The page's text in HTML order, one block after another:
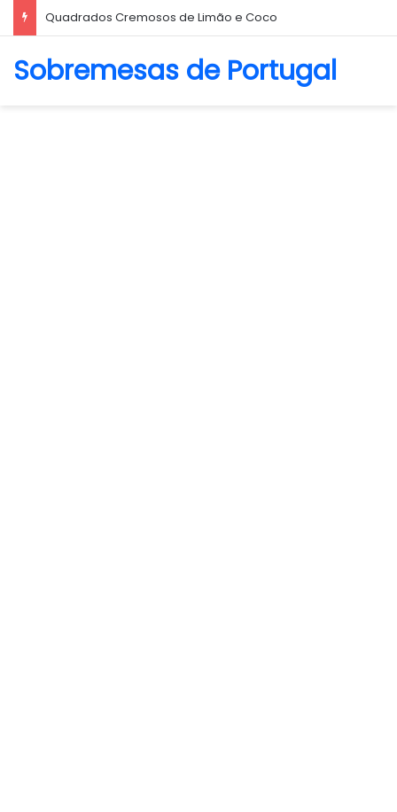
Quadrados Cremosos de Limão e Coco
Sobremesas de Portugal